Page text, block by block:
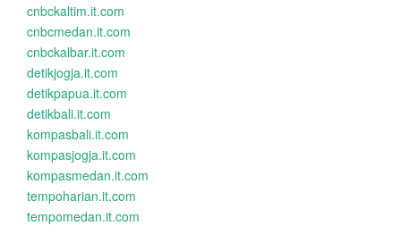
cnbckaltim.it.com
cnbcmedan.it.com
cnbckalbar.it.com
detikjogja.it.com
detikpapua.it.com
detikbali.it.com
kompasbali.it.com
kompasjogja.it.com
kompasmedan.it.com
tempoharian.it.com
tempomedan.it.com